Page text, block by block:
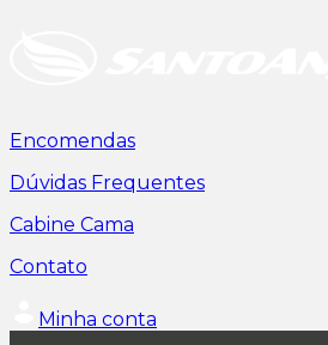
Encomendas
Dúvidas Frequentes
Cabine Cama
Contato
Minha conta